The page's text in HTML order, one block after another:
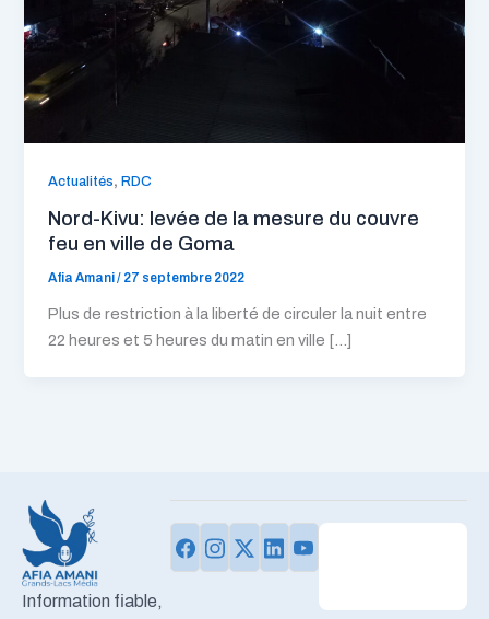
Actualités,RDC
Nord-Kivu: levée de la mesure du couvre
feu en ville de Goma
Afia Amani/ 27 septembre 2022
Plus de restriction à la liberté de circuler la nuit entre
22 heures et 5 heures du matin en ville […]
Information fiable,